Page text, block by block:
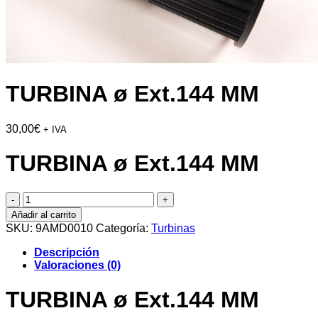
TURBINA ø Ext.144 MM
30,00€ + IVA
TURBINA ø Ext.144 MM
TURBINA
ø
Ext.144
MM
cantidad
Añadir al carrito
SKU: 9AMD0010 Categoría: Turbinas
Descripción
Valoraciones (0)
TURBINA ø Ext.144 MM